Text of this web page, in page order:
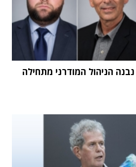
הניהול המודרני מתחילה